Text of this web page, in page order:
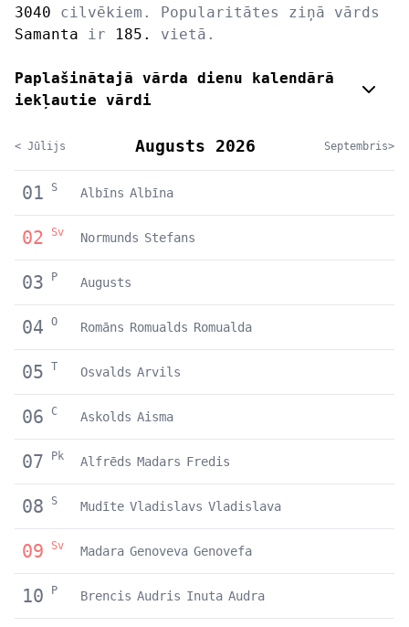
3040 cilvēkiem. Popularitātes ziņā vārds
Samanta ir 185. vietā.
Paplašinātajā vārda dienu kalendārā
iekļautie vārdi
< Jūlijs Augusts 2026 Septembris>
01 S Albīns Albīna
02 Sv Normunds Stefans
03 P Augusts
04 O Romāns Romualds Romualda
05 T Osvalds Arvils
06 C Askolds Aisma
07 Pk Alfrēds Madars Fredis
08 S Mudīte Vladislavs Vladislava
09 Sv Madara Genoveva Genovefa
10 P Brencis Audris Inuta Audra